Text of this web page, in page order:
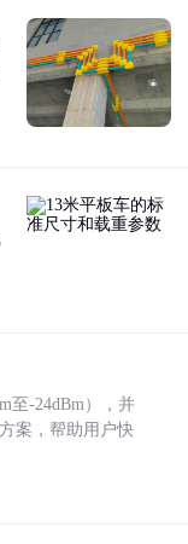
至-24dBm），并
案，帮助用户快